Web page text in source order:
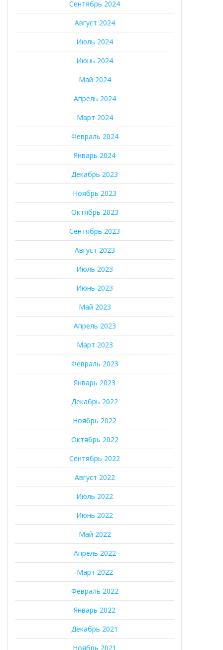
Сентябрь 2024
Август 2024
Июль 2024
Июнь 2024
Май 2024
Апрель 2024
Март 2024
Февраль 2024
Январь 2024
Декабрь 2023
Ноябрь 2023
Октябрь 2023
Сентябрь 2023
Август 2023
Июль 2023
Июнь 2023
Май 2023
Апрель 2023
Март 2023
Февраль 2023
Январь 2023
Декабрь 2022
Ноябрь 2022
Октябрь 2022
Сентябрь 2022
Август 2022
Июль 2022
Июнь 2022
Май 2022
Апрель 2022
Март 2022
Февраль 2022
Январь 2022
Декабрь 2021
Ноябрь 2021